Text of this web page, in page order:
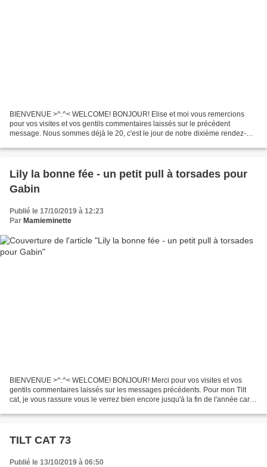
BIENVENUE >^.^< WELCOME! BONJOUR! Elise et moi vous remercions
pour vos visites et vos gentils commentaires laissés sur le précédent
message. Nous sommes déjà le 20, c'est le jour de notre dixième rendez-
Lily la bonne fée - un petit pull à torsades pour
Gabin
Publié le 17/10/2019 à 12:23
Par Mamieminette
BIENVENUE >^.^< WELCOME! BONJOUR! Merci pour vos visites et vos
gentils commentaires laissés sur les messages précédents. Pour mon Tilt
cat, je vous rassure vous le verrez bien encore jusqu'à la fin de l'année car il
TILT CAT 73
Publié le 13/10/2019 à 06:50